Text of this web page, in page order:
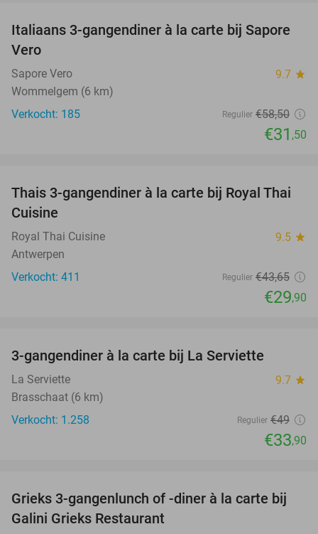
46%
Italiaans 3-gangendiner à la carte bij Sapore
Vero
Sapore Vero 9.7 star
Wommelgem (6 km)
Verkocht: 185
Regulier €58,50
€31 ,50
32%
Thais 3-gangendiner à la carte bij Royal Thai
Cuisine
Royal Thai Cuisine 9.5 star
Antwerpen
Verkocht: 411
Regulier €43,65
€29,90
3-gangendiner à la carte bij La Serviette
La Serviette 9.7 star
Brasschaat (6 km)
Verkocht: 1.258
Regulier €49
€33,90
34%
Grieks 3-gangenlunch of -diner à la carte bij
Galini Grieks Restaurant